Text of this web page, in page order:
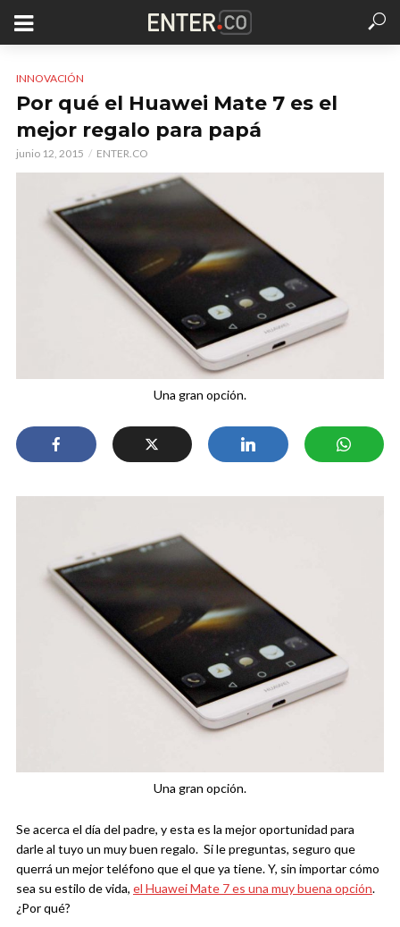
INNOVACIÓN
Por qué el Huawei Mate 7 es el
mejor regalo para papá
junio 12, 2015 ENTER.CO
Una gran opción.
Una gran opción.
Se acerca el día del padre, y esta es la mejor oportunidad para
darle al tuyo un muy buen regalo. Si le preguntas, seguro que
querrá un mejor teléfono que el que ya tiene. Y, sin importar cómo
sea su estilo de vida, el Huawei Mate 7 es una muy buena opción.
¿Por qué?